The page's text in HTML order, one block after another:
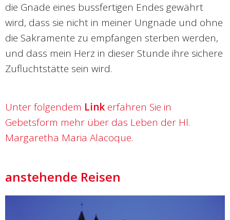
die Gnade eines bussfertigen Endes gewährt
wird, dass sie nicht in meiner Ungnade und ohne
die Sakramente zu empfangen sterben werden,
und dass mein Herz in dieser Stunde ihre sichere
Zufluchtstätte sein wird.
Unter folgendem Link erfahren Sie in
Gebetsform mehr über das Leben der Hl.
Margaretha Maria Alacoque.
anstehende Reisen